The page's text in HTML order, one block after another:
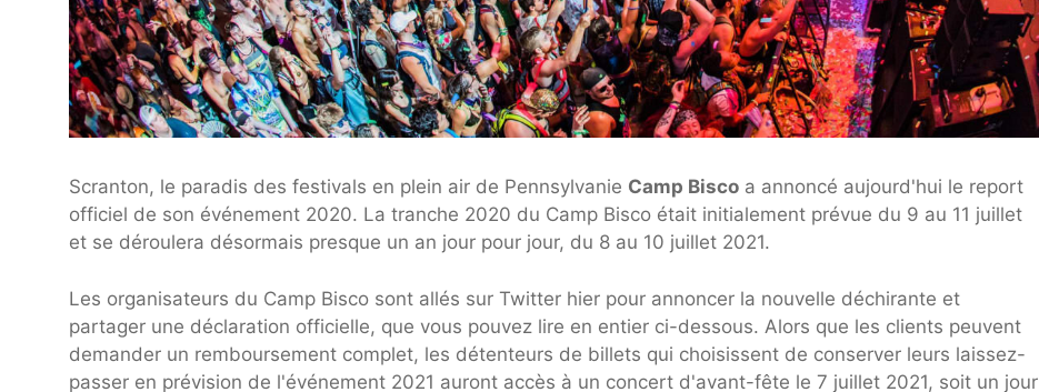
Scranton, le paradis des festivals en plein air de Pennsylvanie Camp Bisco a annoncé aujourd'hui le report
officiel de son événement 2020. La tranche 2020 du Camp Bisco était initialement prévue du 9 au 11 juillet
et se déroulera désormais presque un an jour pour jour, du 8 au 10 juillet 2021.
Les organisateurs du Camp Bisco sont allés sur Twitter hier pour annoncer la nouvelle déchirante et
partager une déclaration officielle, que vous pouvez lire en entier ci-dessous. Alors que les clients peuvent
demander un remboursement complet, les détenteurs de billets qui choisissent de conserver leurs laissez-
passer en prévision de l'événement 2021 auront accès à un concert d'avant-fête le 7 juillet 2021, soit un jour